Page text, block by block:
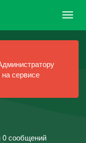
сервисе
0 сообщений